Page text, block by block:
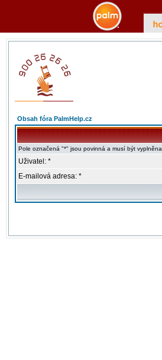
Obsah fóra PalmHelp.cz
Pole označená "*" jsou povinná a musí být vyplněna
Uživatel: *
E-mailová adresa: *